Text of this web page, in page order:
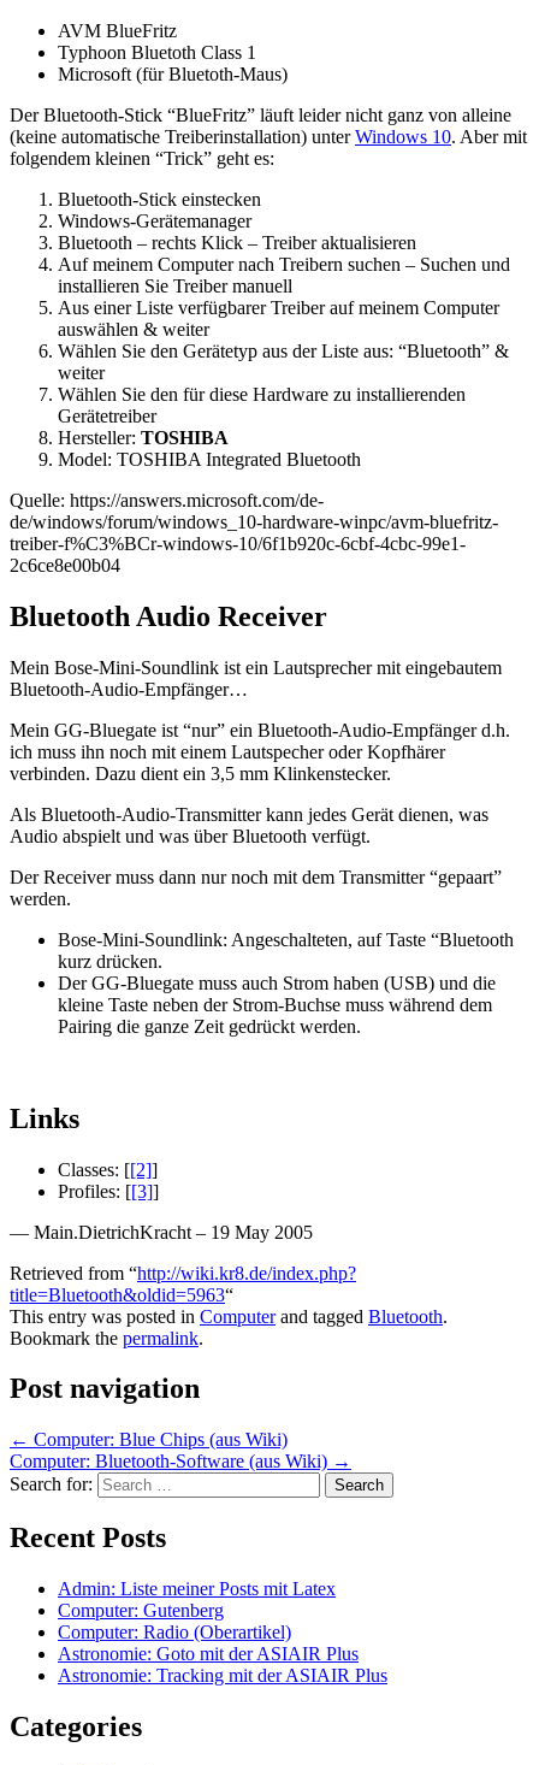
AVM BlueFritz
Typhoon Bluetoth Class 1
Microsoft (für Bluetoth-Maus)
Der Bluetooth-Stick “BlueFritz” läuft leider nicht ganz von alleine
(keine automatische Treiberinstallation) unterWindows 10. Aber mit
folgendem kleinen “Trick” geht es:
Bluetooth-Stick einstecken
Windows-Gerätemanager
Bluetooth – rechts Klick – Treiber aktualisieren
Auf meinem Computer nach Treibern suchen – Suchen und
installieren Sie Treiber manuell
Aus einer Liste verfügbarer Treiber auf meinem Computer
auswählen & weiter
Wählen Sie den Gerätetyp aus der Liste aus: “Bluetooth” &
weiter
Wählen Sie den für diese Hardware zu installierenden
Gerätetreiber
Hersteller: TOSHIBA
Model: TOSHIBA Integrated Bluetooth
Quelle: https://answers.microsoft.com/de-
de/windows/forum/windows_10-hardware-winpc/avm-bluefritz-
treiber-f%C3%BCr-windows-10/6f1b920c-6cbf-4cbc-99e1-
2c6ce8e00b04
Bluetooth Audio Receiver
Mein Bose-Mini-Soundlink ist ein Lautsprecher mit eingebautem
Bluetooth-Audio-Empfänger…
Mein GG-Bluegate ist “nur” ein Bluetooth-Audio-Empfänger d.h.
ich muss ihn noch mit einem Lautspecher oder Kopfhärer
verbinden. Dazu dient ein 3,5 mm Klinkenstecker.
Als Bluetooth-Audio-Transmitter kann jedes Gerät dienen, was
Audio abspielt und was über Bluetooth verfügt.
Der Receiver muss dann nur noch mit dem Transmitter “gepaart”
werden.
Bose-Mini-Soundlink: Angeschalteten, auf Taste “Bluetooth
kurz drücken.
Der GG-Bluegate muss auch Strom haben (USB) und die
kleine Taste neben der Strom-Buchse muss während dem
Pairing die ganze Zeit gedrückt werden.
Links
Classes: [[2]]
Profiles: [[3]]
— Main.DietrichKracht – 19 May 2005
Retrieved from “http://wiki.kr8.de/index.php?
title=Bluetooth&oldid=5963“
This entry was posted in Computerand tagged Bluetooth.
Bookmark the permalink.
Post navigation
← Computer: Blue Chips (aus Wiki)
Computer: Bluetooth-Software (aus Wiki) →
Search for:
Recent Posts
Admin: Liste meiner Posts mit Latex
Computer: Gutenberg
Computer: Radio (Oberartikel)
Astronomie: Goto mit der ASIAIR Plus
Astronomie: Tracking mit der ASIAIR Plus
Categories